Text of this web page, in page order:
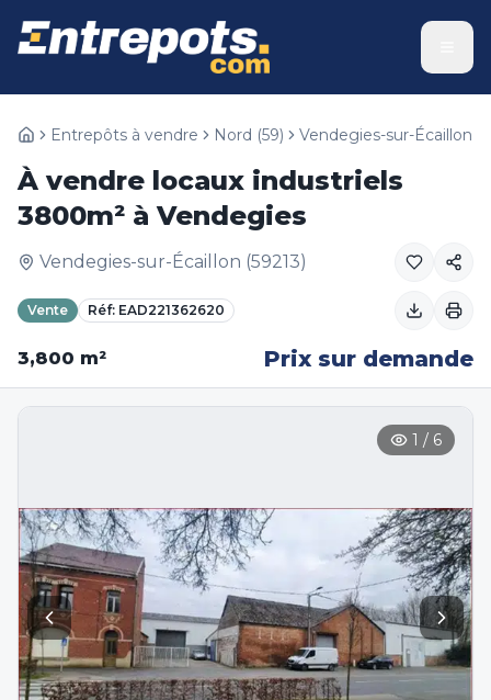
Entrepôts à vendre Nord (59) Vendegies-sur-Écaillon
À vendre locaux industriels
3800m² à Vendegies
Vendegies-sur-Écaillon (59213)
Vente Réf: EAD221362620
3,800 m² Prix sur demande
1 / 6